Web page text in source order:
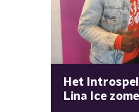
Het
Lina Ice